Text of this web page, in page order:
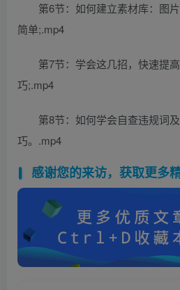
第6节：如何建立素材库：图
简单;.mp4
第7节：学会这几招，快速提
巧;.mp4
第8节：如何学会自查违规词
巧。.mp4
感谢您的来访，获取更多